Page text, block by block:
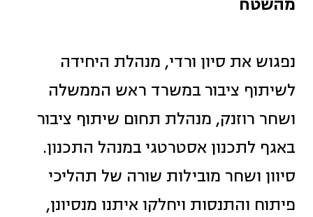
מהשטח
נפגוש את סיון ורדי, מנהלת היחידה
לשיתוף ציבור במשרד ראש הממשלה
ושחר רוזנק, מנהלת תחום שיתוף ציבור
באגף לתכנון אסטרטגי במנהל התכנון.
סיוון ושחר מובילות שורה של תהליכי
פיתוח והתנסות ויחלקו איתנו מנסיונן,